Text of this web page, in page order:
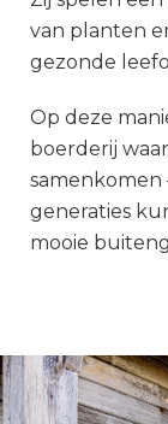
van planten
gezonde
Op deze
boerderij
samenkomen
generaties
mooie